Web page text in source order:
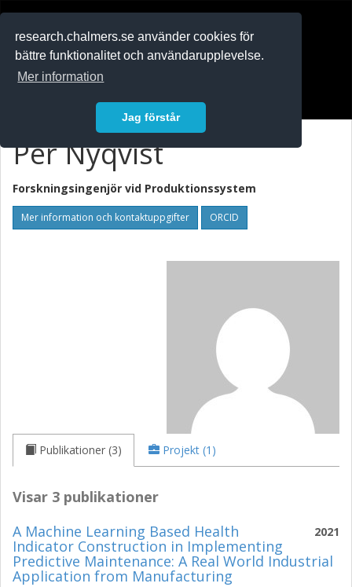
research.chalmers.se använder cookies för
bättre funktionalitet och användarupplevelse.
Mer information
Jag förstår
Per Nyqvist
Forskningsingenjör vid Produktionssystem
Mer information och kontaktuppgifter ORCID
Publikationer (3) Projekt (1)
Visar 3 publikationer
2021
A Machine Learning Based Health
Indicator Construction in Implementing
Predictive Maintenance: A Real World Industrial
Application from Manufacturing